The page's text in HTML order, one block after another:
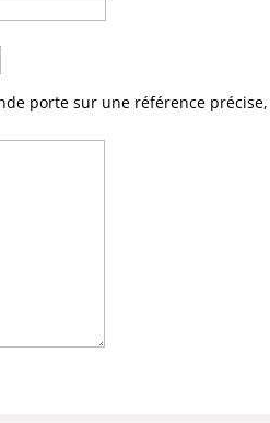
porte sur une référence précise,